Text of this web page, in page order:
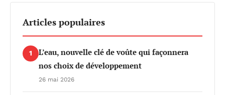
Articles populaires
1
L’eau, nouvelle clé de voûte qui façonnera
nos choix de développement
26 mai 2026